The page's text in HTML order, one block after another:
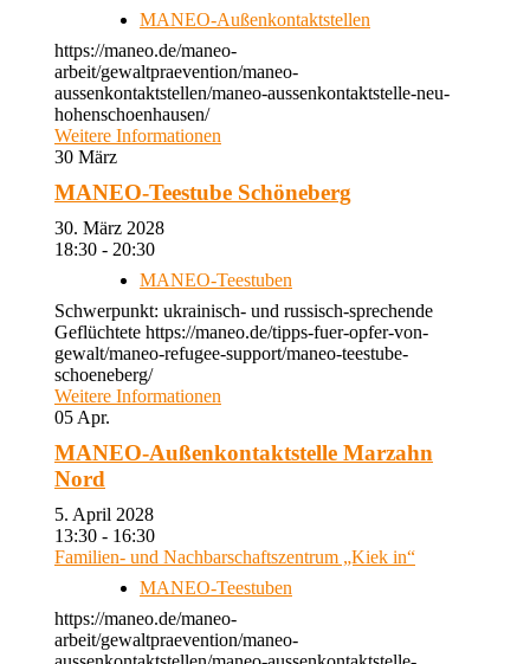
MANEO-Außenkontaktstellen
https://maneo.de/maneo-
arbeit/gewaltpraevention/maneo-
aussenkontaktstellen/maneo-aussenkontaktstelle-neu-
hohenschoenhausen/
Weitere Informationen
30 März
MANEO-Teestube Schöneberg
30. März 2028
18:30 - 20:30
MANEO-Teestuben
Schwerpunkt: ukrainisch- und russisch-sprechende
Geflüchtete https://maneo.de/tipps-fuer-opfer-von-
gewalt/maneo-refugee-support/maneo-teestube-
schoeneberg/
Weitere Informationen
05 Apr.
MANEO-Außenkontaktstelle Marzahn
Nord
5. April 2028
13:30 - 16:30
Familien- und Nachbarschaftszentrum „Kiek in“
MANEO-Teestuben
https://maneo.de/maneo-
arbeit/gewaltpraevention/maneo-